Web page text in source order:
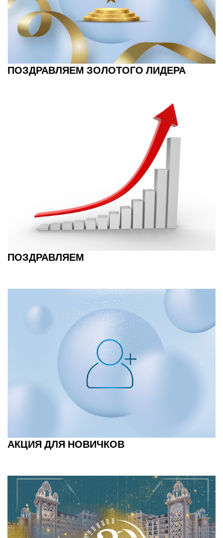
ПОЗДРАВЛЯЕМ ЗОЛОТОГО ЛИДЕРА
ПОЗДРАВЛЯЕМ
АКЦИЯ ДЛЯ НОВИЧКОВ